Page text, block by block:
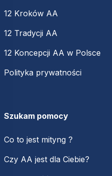
12 Kroków AA
12 Tradycji AA
12 Koncepcji AA w Polsce
Polityka prywatności
Szukam pomocy
Co to jest mityng ?
Czy AA jest dla Ciebie?